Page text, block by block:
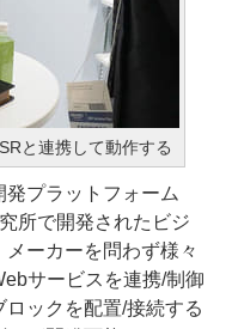
と連携して動作する
プラットフォーム
所で開発されたビジ
ーカーを問わず様々
サービスを連携/制御
ックを配置/接続する